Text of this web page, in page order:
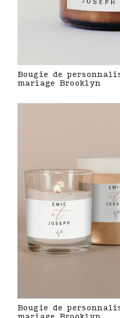
Bougie de
mariage Brooklyn
Bougie de